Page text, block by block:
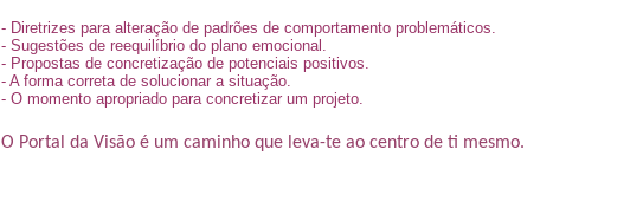
Sobre Carlos Poço
- Diretrizes para alteração de padrões de comportamento problemáticos.
- Sugestões de reequilíbrio do plano emocional.
- Propostas de concretização de potenciais positivos.
- A forma correta de solucionar a situação.
- O momento apropriado para concretizar um projeto.
O Portal da Visão é um caminho que leva-te ao centro de ti mesmo.